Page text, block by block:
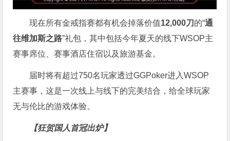
现在所有金戒指赛都有机会掉落价值12,000刀 的“通
往维加斯之路”礼包，其中包括今年夏天的线下WSOP主
赛事席位、赛事酒店住宿以及旅游基金。
届时将有超过750名玩家透过GGPoker进入WSOP
主赛事，这是一次线上与线下的完美结合，给全球玩家
无与伦比的游戏体验。
【狂贺国人首冠出炉】